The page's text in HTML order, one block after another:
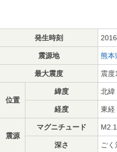
発生時刻
震源地 熊本
最大震度 震度1
位置
緯度 北緯
経度 東経
震源
マグニチュード M2.1
深さ ごく